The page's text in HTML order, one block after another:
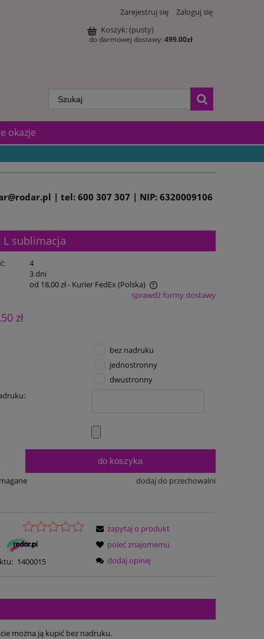
Zarejestruj się
Zaloguj się
Koszyk:(pusty)
do darmowej dostawy: 499.00zł
okazje
| tel: 600 307 307 | NIP: 6320009106
L sublimacja
4
3 dni
od 18,00 zł- Kurier FedEx (Polska)
sprawdź formy dostawy
zł
bez nadruku
jednostronny
dwustronny
do koszyka
dodaj do przechowalni
1400015
zapytaj o produkt
poleć znajomemu
dodaj opinię
można ją kupić bez nadruku.